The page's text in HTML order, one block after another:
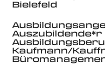
Bielefeld
Kaufmann/